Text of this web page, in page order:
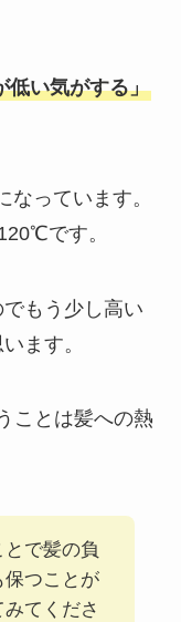
低い気がする」
なっています。
です。
もう少し高い
ます。
ことは髪への熱
で髪の負
保つことが
てくださ